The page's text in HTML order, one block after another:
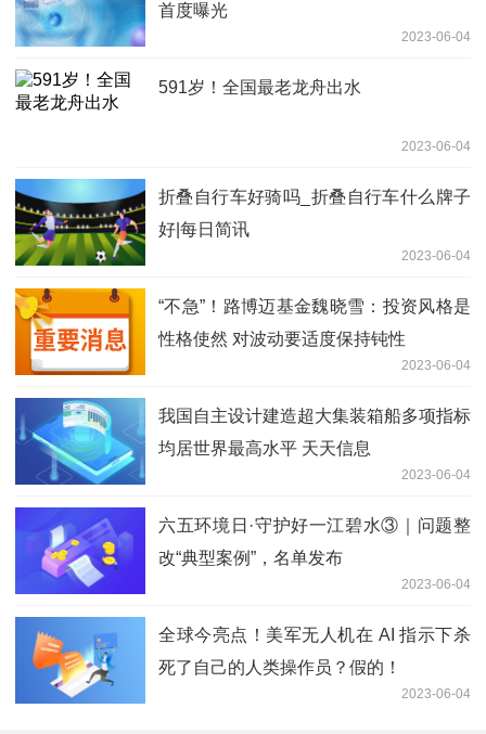
首度曝光
2023-06-04
591岁！全国最老龙舟出水
2023-06-04
折叠自行车好骑吗_折叠自行车什么牌子
好|每日简讯
2023-06-04
“不急”！路博迈基金魏晓雪：投资风格是
性格使然 对波动要适度保持钝性
2023-06-04
我国自主设计建造超大集装箱船多项指标
均居世界最高水平 天天信息
2023-06-04
六五环境日·守护好一江碧水③｜问题整
改“典型案例”，名单发布
2023-06-04
全球今亮点！美军无人机在 AI 指示下杀
死了自己的人类操作员？假的！
2023-06-04